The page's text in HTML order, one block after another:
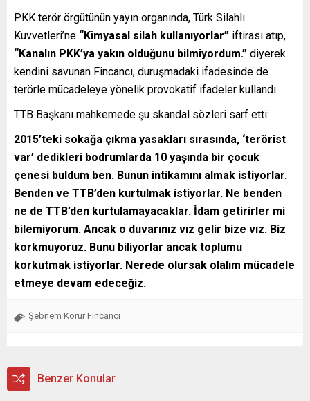
PKK terör örgütünün yayın organında, Türk Silahlı
Kuvvetleri’ne “Kimyasal silah kullanıyorlar” iftirası atıp,
“Kanalın PKK’ya yakın olduğunu bilmiyordum.” diyerek
kendini savunan Fincancı, duruşmadaki ifadesinde de
terörle mücadeleye yönelik provokatif ifadeler kullandı.
TTB Başkanı mahkemede şu skandal sözleri sarf etti:
2015’teki sokağa çıkma yasakları sırasında, ‘terörist
var’ dedikleri bodrumlarda 10 yaşında bir çocuk
çenesi buldum ben. Bunun intikamını almak istiyorlar.
Benden ve TTB’den kurtulmak istiyorlar. Ne benden
ne de TTB’den kurtulamayacaklar. İdam getirirler mi
bilemiyorum. Ancak o duvarınız vız gelir bize vız. Biz
korkmuyoruz. Bunu biliyorlar ancak toplumu
korkutmak istiyorlar. Nerede olursak olalım mücadele
etmeye devam edeceğiz.
Şebnem Korur Fincancı
Benzer Konular